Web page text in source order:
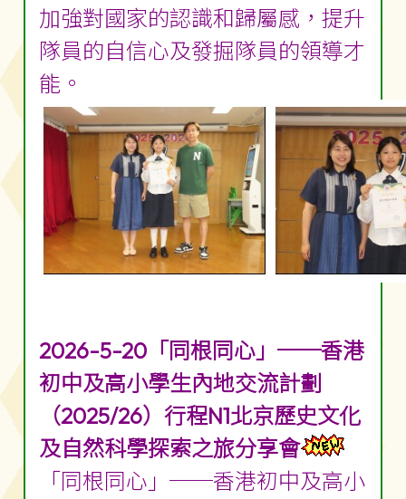
加強對國家的認識和歸屬感，提升
隊員的自信心及發掘隊員的領導才
能。
2026-5-20「同根同心」──香港
初中及高小學生內地交流計劃
（2025/26）行程N1北京歷史文化
及自然科學探索之旅分享會
「同根同心」──香港初中及高小